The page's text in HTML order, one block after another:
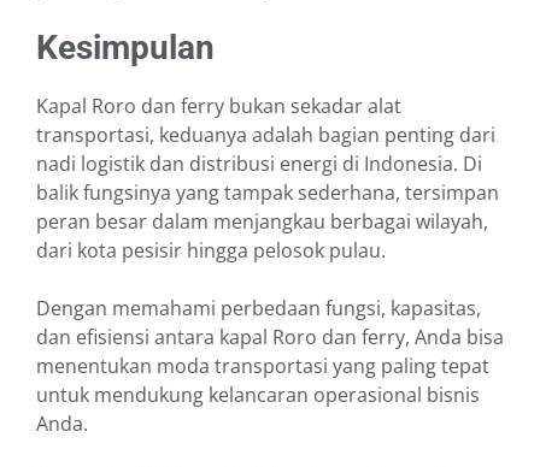
Kesimpulan
Kapal Roro dan ferry bukan sekadar alat
transportasi, keduanya adalah bagian penting dari
nadi logistik dan distribusi energi di Indonesia. Di
balik fungsinya yang tampak sederhana, tersimpan
peran besar dalam menjangkau berbagai wilayah,
dari kota pesisir hingga pelosok pulau.
Dengan memahami perbedaan fungsi, kapasitas,
dan efisiensi antara kapal Roro dan ferry, Anda bisa
menentukan moda transportasi yang paling tepat
untuk mendukung kelancaran operasional bisnis
Anda.